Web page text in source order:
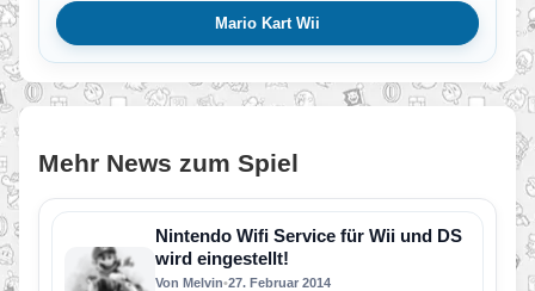
Mario Kart Wii
Mehr News zum Spiel
Nintendo Wifi Service für Wii und DS
wird eingestellt!
Von Melvin•27. Februar 2014